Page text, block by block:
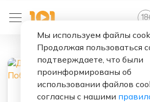
18
Я
Мы используем файлы
Продолжая пользоваться
подтверждаете, что были
проинформированы об
использовании файлов
согласны с нашими